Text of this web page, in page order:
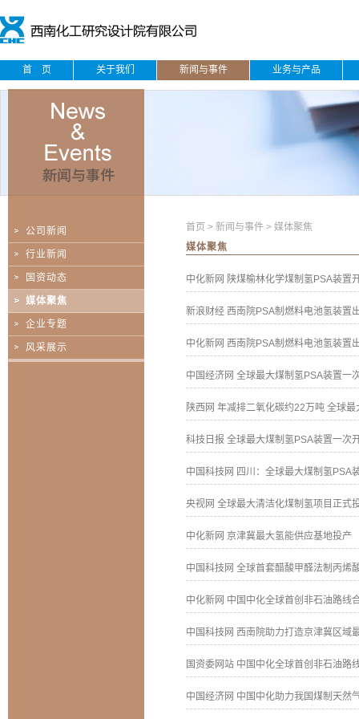
首 页 关于我们 新闻与事件 业务与产品
公司新闻
行业新闻
国资动态
媒体聚焦
企业专题
风采展示
首页 > 新闻与事件> 媒体聚焦
媒体聚焦
中化新网 陕煤榆林化学煤制氢PSA装置
新浪财经 西南院PSA制燃料电池氢装置
中化新网 西南院PSA制燃料电池氢装置
中国经济网 全球最大煤制氢PSA装置一
陕西网 年减排二氧化碳约22万吨 全球最
科技日报 全球最大煤制氢PSA装置一次
中国科技网 四川：全球最大煤制氢PSA
央视网 全球最大清洁化煤制氢项目正式
中化新网 京津冀最大氢能供应基地投产
中国科技网 全球首套醋酸甲醛法制丙烯
中化新网 中国中化全球首创非石油路线
中国科技网 西南院助力打造京津冀区域
国资委网站 中国中化全球首创非石油路
中国经济网 中国中化助力我国煤制天然